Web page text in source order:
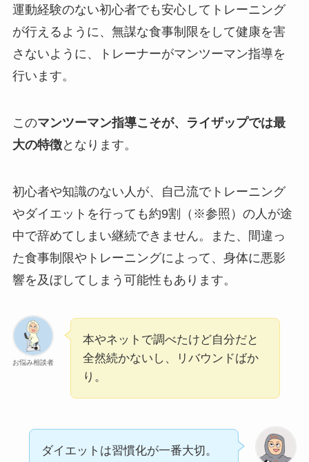
運動経験のない初心者でも安心してトレーニング
が行えるように、無謀な食事制限をして健康を害
さないように、トレーナーがマンツーマン指導を
行います。
このマンツーマン指導こそが、ライザップでは最
大の特徴となります。
初心者や知識のない人が、自己流でトレーニング
やダイエットを行っても約9割（※参照）の人が途
中で辞めてしまい継続できません。また、間違っ
た食事制限やトレーニングによって、身体に悪影
響を及ぼしてしまう可能性もあります。
お悩み相談者
本やネットで調べたけど自分だと
全然続かないし、リバウンドばか
り。
ダイエットは習慣化が一番大切。